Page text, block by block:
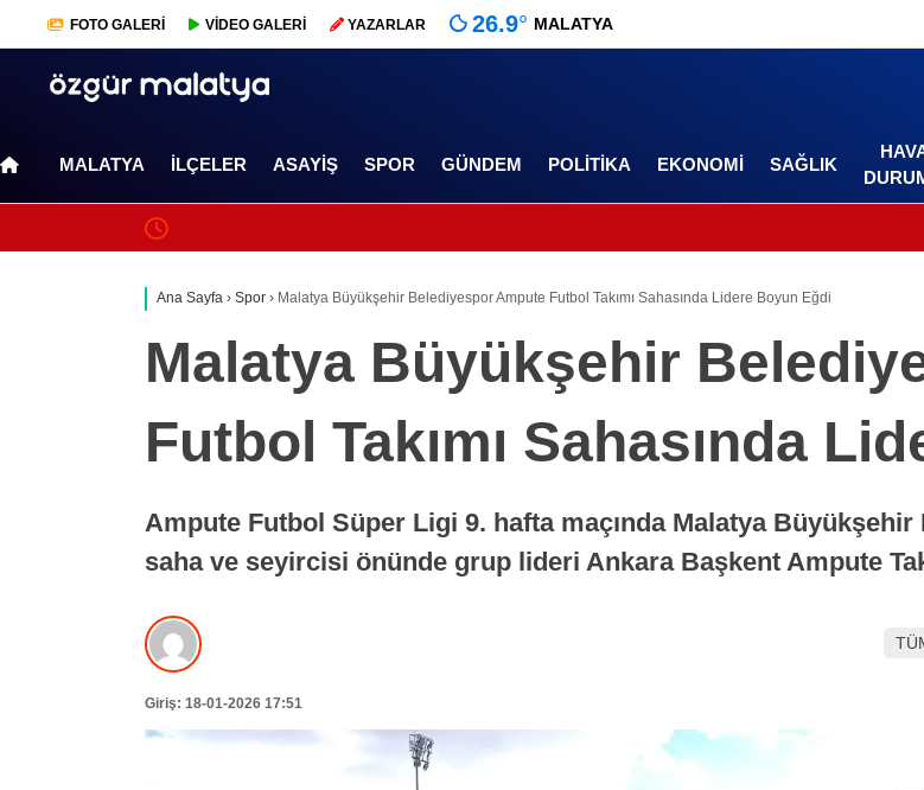
FOTO GALERİ VİDEO GALERİ YAZARLAR 26.9° MALATYA
MALATYA İLÇELER ASAYIŞ SPOR GÜNDEM POLITIKA EKONOMI SAĞLIK
Ana Sayfa › Spor › Malatya Büyükşehir Belediyespor Ampute Futbol Takımı Sahasında Lidere Boyun Eğdi
Malatya Büyükşehir
Futbol Takımı Sahasında
Ampute Futbol Süper Ligi 9. hafta maçında Malatya Büyükşehir
saha ve seyircisi önünde grup lideri Ankara Başkent Ampute
Giriş: 18-01-2026 17:51